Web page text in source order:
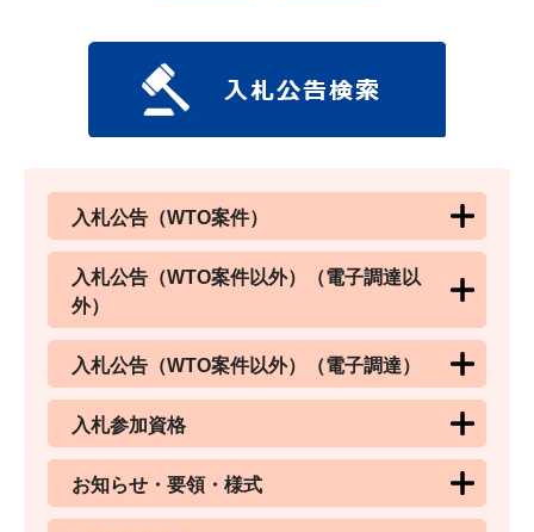
入札公告（WTO案件）
入札公告（WTO案件以外）（電子調達以
外）
入札公告（WTO案件以外）（電子調達）
入札参加資格
お知らせ・要領・様式